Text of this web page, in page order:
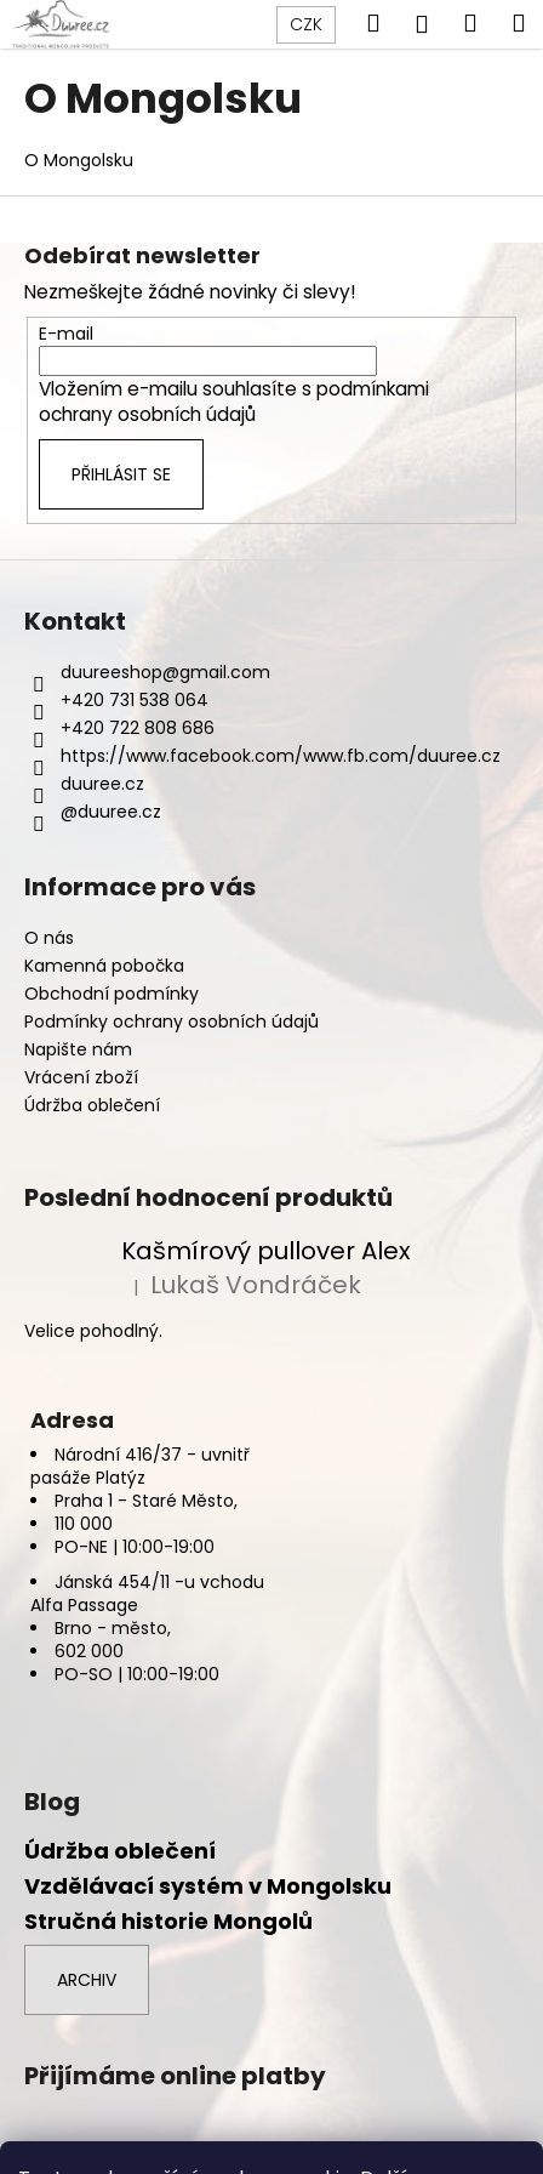
Přejít
na
obsah
CZK Hledat
O Mongolsku
O Mongolsku
o
o
p
t
ř
e
b
u
e
e
a
j
í
t
?
D
o
p
o
r
u
č
u
m
Z
Odebírat newsletter
Nezmeškejte žádné novinky či slevy!
E-mail
Vložením e-mailu souhlasíte s podmínkami
ochrany osobních údajů
PŘIHLÁSIT SE
Kontakt
duureeshop@gmail.com
+420 731 538 064
+420 722 808 686
https://www.facebook.com/www.fb.com/duuree.cz
duuree.cz
@duuree.cz
Informace pro vás
O nás
Kamenná pobočka
Obchodní podmínky
Podmínky ochrany osobních údajů
Napište nám
Vrácení zboží
Údržba oblečení
Poslední hodnocení produktů
Kašmírový pullover Alex
Hodnocení produktu je 5 z 5 hvězdiček.
| Lukaš Vondráček
Velice pohodlný.
Adresa
Národní 416/37 - uvnitř
pasáže Platýz
Praha 1 - Staré Město,
110 000
PO-NE | 10:00-19:00
Jánská 454/11 -u vchodu
Alfa Passage
Brno - město,
602 000
PO-SO | 10:00-19:00
Blog
Údržba oblečení
Vzdělávací systém v Mongolsku
Stručná historie Mongolů
ARCHIV
Přijímáme online platby